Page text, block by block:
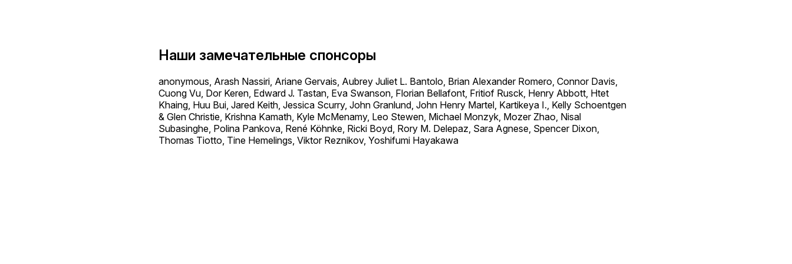
Наши замечательные спонсоры
anonymous, Arash Nassiri, Ariane Gervais, Aubrey Juliet L. Bantolo, Brian Alexander Romero, Connor Davis,
Cuong Vu, Dor Keren, Edward J. Tastan, Eva Swanson, Florian Bellafont, Fritiof Rusck, Henry Abbott, Htet
Khaing, Huu Bui, Jared Keith, Jessica Scurry, John Granlund, John Henry Martel, Kartikeya I., Kelly Schoentgen
& Glen Christie, Krishna Kamath, Kyle McMenamy, Leo Stewen, Michael Monzyk, Mozer Zhao, Nisal
Subasinghe, Polina Pankova, René Köhnke, Ricki Boyd, Rory M. Delepaz, Sara Agnese, Spencer Dixon,
Thomas Tiotto, Tine Hemelings, Viktor Reznikov, Yoshifumi Hayakawa